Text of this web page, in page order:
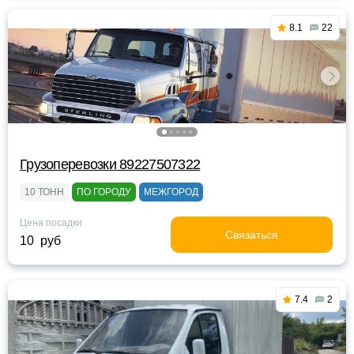
8.1 22
Грузоперевозки 89227507322
10 ТОНН ПО ГОРОДУ МЕЖГОРОД
Цена посадки
10 руб Связаться
7.4 2